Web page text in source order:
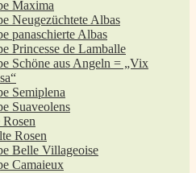
Maxima
Neugezüchtete Albas
panaschierte Albas
Princesse de Lamballe
Schöne aus Angeln = „Vix
Semiplena
Suaveolens
Rosen
Belle Villageoise
Camaieux